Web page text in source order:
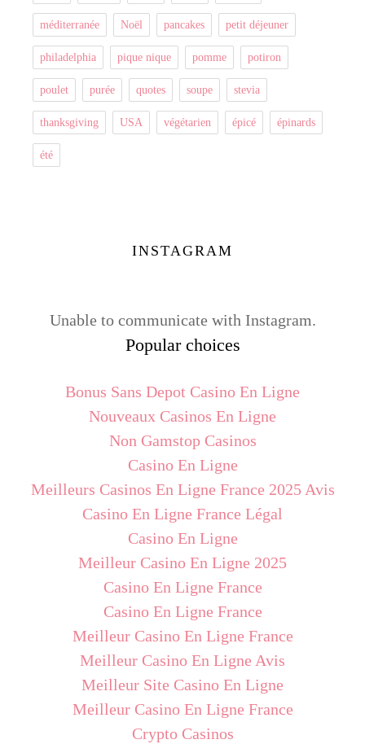
méditerranée Noël pancakes petit déjeuner
philadelphia pique nique pomme potiron
poulet purée quotes soupe stevia
thanksgiving USA végétarien épicé épinards
été
INSTAGRAM
Unable to communicate with Instagram.
Popular choices
Bonus Sans Depot Casino En Ligne
Nouveaux Casinos En Ligne
Non Gamstop Casinos
Casino En Ligne
Meilleurs Casinos En Ligne France 2025 Avis
Casino En Ligne France Légal
Casino En Ligne
Meilleur Casino En Ligne 2025
Casino En Ligne France
Casino En Ligne France
Meilleur Casino En Ligne France
Meilleur Casino En Ligne Avis
Meilleur Site Casino En Ligne
Meilleur Casino En Ligne France
Crypto Casinos